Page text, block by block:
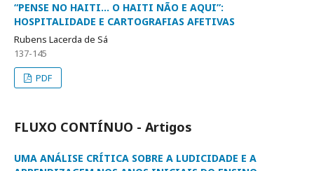
“PENSE NO HAITI… O HAITI NÃO E AQUI”:
HOSPITALIDADE E CARTOGRAFIAS AFETIVAS
Rubens Lacerda de Sá
137-145
PDF
FLUXO CONTÍNUO - Artigos
UMA ANÁLISE CRÍTICA SOBRE A LUDICIDADE E A